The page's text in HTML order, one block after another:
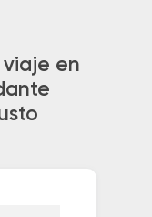
viaje en